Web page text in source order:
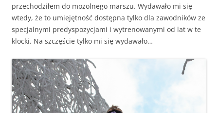
przechodziłem do mozolnego marszu. Wydawało mi się
wtedy, że to umiejętność dostępna tylko dla zawodników ze
specjalnymi predyspozycjami i wytrenowanymi od lat w te
klocki. Na szczęście tylko mi się wydawało…